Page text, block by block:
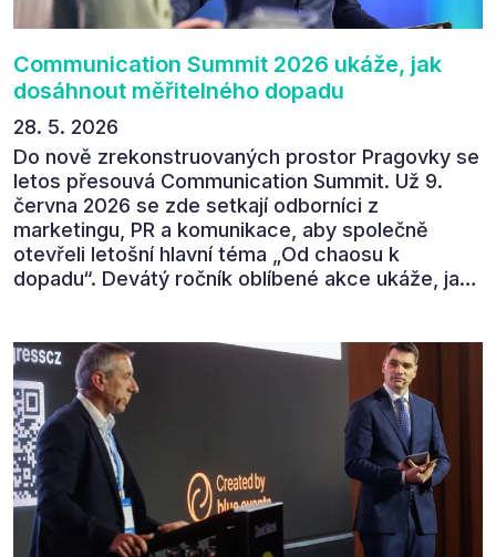
Communication Summit 2026 ukáže, jak
dosáhnout měřitelného dopadu
28. 5. 2026
Do nově zrekonstruovaných prostor Pragovky se
letos přesouvá Communication Summit. Už 9.
června 2026 se zde setkají odborníci z
marketingu, PR a komunikace, aby společně
otevřeli letošní hlavní téma „Od chaosu k
dopadu“. Devátý ročník oblíbené akce ukáže, jak